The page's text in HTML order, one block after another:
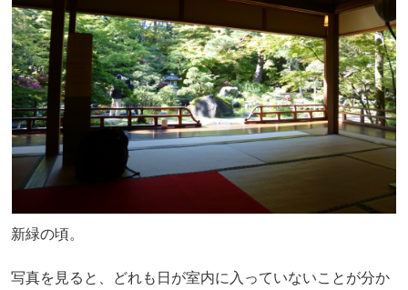
新緑の頃。
写真を見ると、どれも日が室内に入っていないことが分か